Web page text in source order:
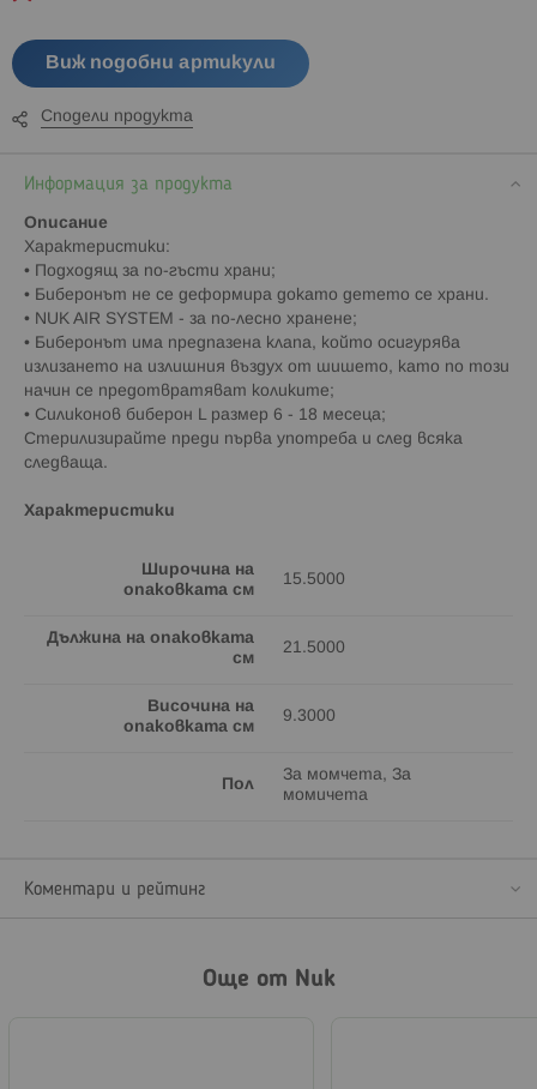
Виж подобни артикули
Сподели продукта
Информация за продукта
Описание
Характеристики:
• Подходящ за по-гъсти храни;
• Биберонът не се деформира докато детето се храни.
• NUK AIR SYSTEM - за по-лесно хранене;
• Биберонът има предпазена клапа, който осигурява
излизането на излишния въздух от шишето, като по този
начин се предотвратяват коликите;
• Силиконов биберон L размер 6 - 18 месеца;
Стерилизирайте преди първа употреба и след всяка
следваща.
Характеристики
Широчина на
опаковката см
15.5000
Дължина на опаковката
см
21.5000
Височина на
опаковката см
9.3000
Пол
За момчета, За
момичета
Коментари и рейтинг
Още от Nuk